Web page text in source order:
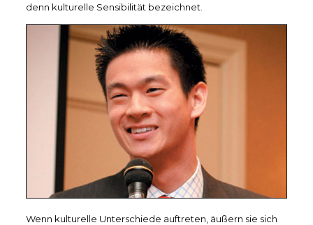
denn kulturelle Sensibilität bezeichnet.
Wenn kulturelle Unterschiede auftreten, äußern sie sich